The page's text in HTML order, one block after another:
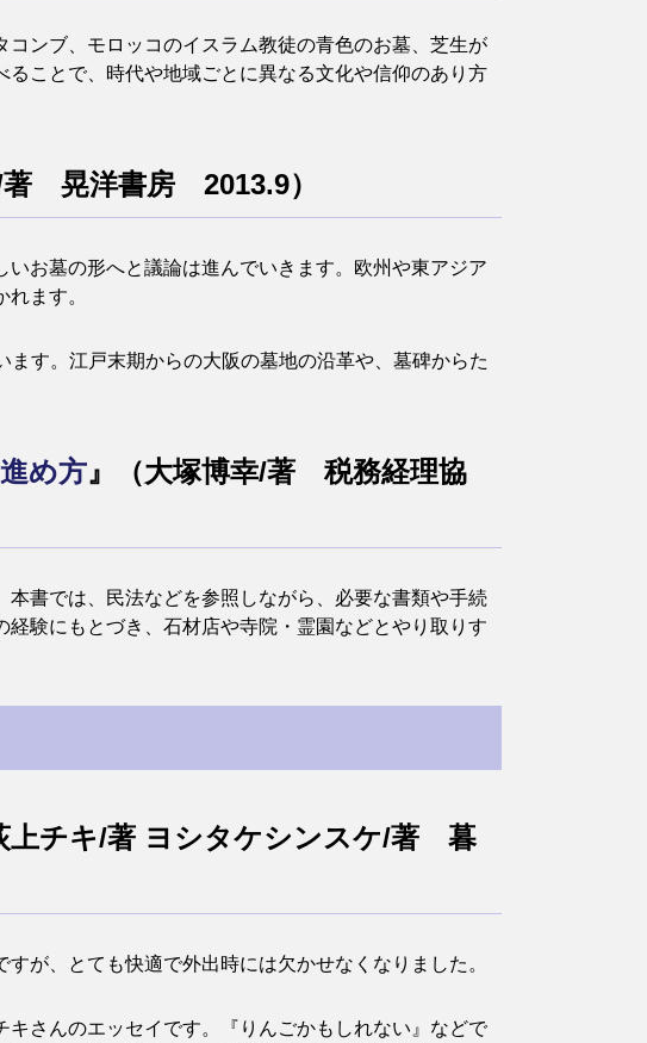
ンブ、モロッコのイスラム教徒の青色のお墓、芝生が
ことで、時代や地域ごとに異なる文化や信仰のあり方
著 晃洋書房 2013.9）
お墓の形へと議論は進んでいきます。欧州や東アジア
ます。
す。江戸末期からの大阪の墓地の沿革や、墓碑からた
め方』（大塚博幸/著 税務経理協
書では、民法などを参照しながら、必要な書類や手続
験にもとづき、石材店や寺院・霊園などとやり取りす
上チキ/著 ヨシタケシンスケ/著 暮
が、とても快適で外出時には欠かせなくなりました。
さんのエッセイです。『りんごかもしれない』などで